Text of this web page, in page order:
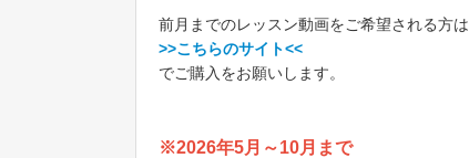
前月までのレッスン動画をご希望される方は
>>こちらのサイト<<
でご購入をお願いします。
※2026年5月～10月まで